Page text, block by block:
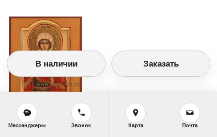
Православный календарь
<<Четверг, 29 Июля (16 Июля по старому
В наличии Заказать
Мессенджеры Звонок Карта Почта